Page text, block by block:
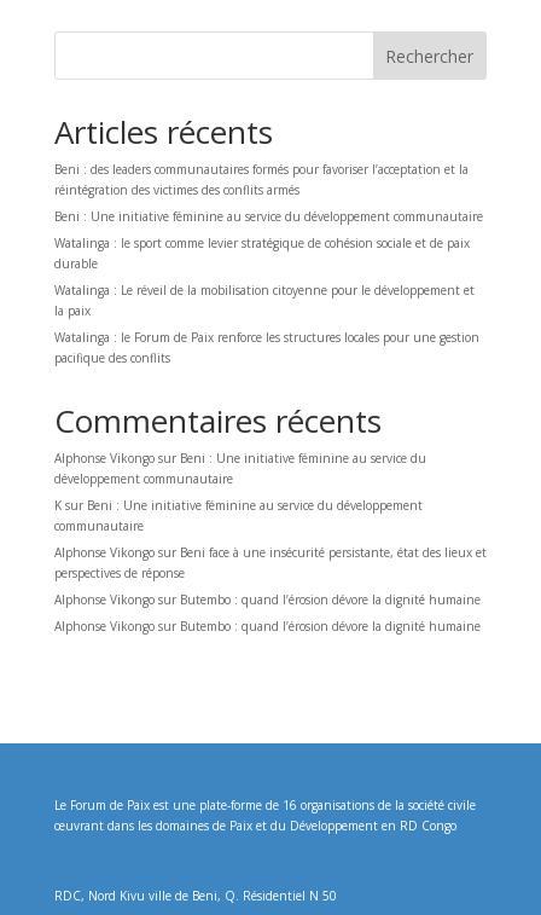
Rechercher
Articles récents
Beni : des leaders communautaires formés pour favoriser l’acceptation et la
réintégration des victimes des conflits armés
Beni : Une initiative féminine au service du développement communautaire
Watalinga : le sport comme levier stratégique de cohésion sociale et de paix
durable
Watalinga : Le réveil de la mobilisation citoyenne pour le développement et
la paix
Watalinga : le Forum de Paix renforce les structures locales pour une gestion
pacifique des conflits
Commentaires récents
Alphonse Vikongosur Beni : Une initiative féminine au service du
développement communautaire
Ksur Beni : Une initiative féminine au service du développement
communautaire
Alphonse Vikongosur Beni face à une insécurité persistante, état des lieux et
perspectives de réponse
Alphonse Vikongosur Butembo : quand l’érosion dévore la dignité humaine
Alphonse Vikongosur Butembo : quand l’érosion dévore la dignité humaine
Le Forum de Paix est une plate-forme de 16 organisations de la société civile
œuvrant dans les domaines de Paix et du Développement en RD Congo
RDC, Nord Kivu ville de Beni, Q. Résidentiel N 50